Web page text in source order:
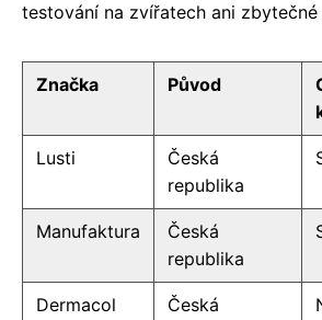
testování na zvířatech ani zbytečné
Značka Původ
Lusti
Česká
republika
Manufaktura
Česká
republika
Dermacol
Česká